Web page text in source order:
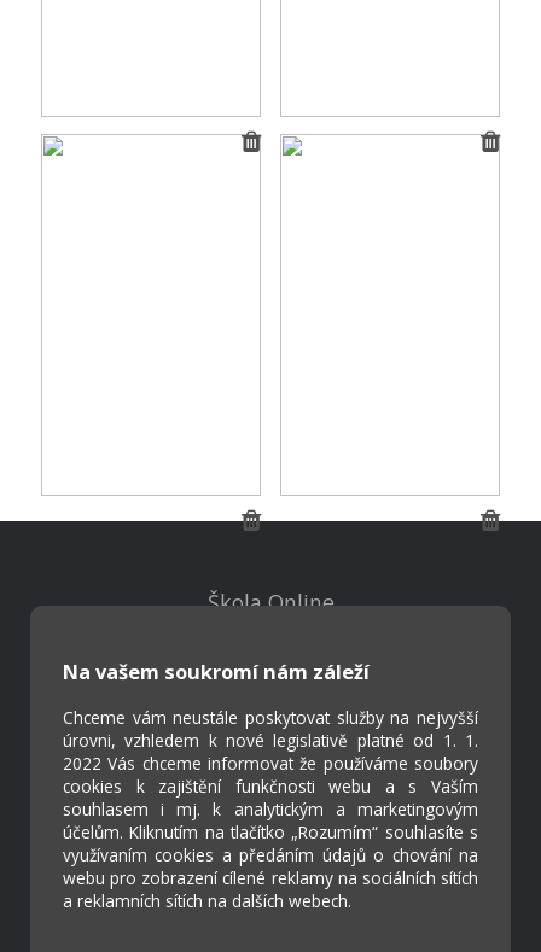
Na vašem soukromí nám záleží
Chceme vám neustále poskytovat služby na nejvyšší
úrovni, vzhledem k nové legislativě platné od 1. 1.
2022 Vás chceme informovat že používáme soubory
cookies k zajištění funkčnosti webu a s Vaším
souhlasem i mj. k analytickým a marketingovým
účelům. Kliknutím na tlačítko „Rozumím“ souhlasíte s
využívaním cookies a předáním údajů o chování na
webu pro zobrazení cílené reklamy na sociálních sítích
a reklamních sítích na dalších webech.
Škola Online
Kontakty
Projekty
Virtuální prohlídka
Cookies
Přístupnost
Přihlášení